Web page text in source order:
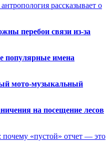
рассказывает о
перебои связи из-за
популярные имена
мото-музыкальный
на посещение лесов
почему «пустой» отчет — это